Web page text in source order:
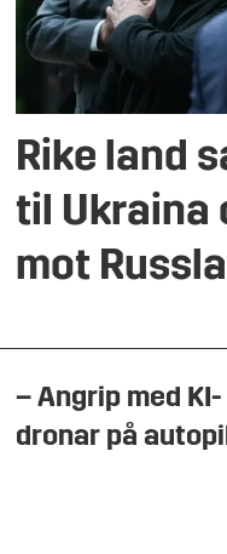
Rike land
til Ukraina
mot
– Angrip med KI-
dronar på